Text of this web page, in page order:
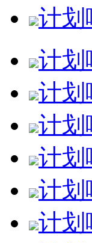
计划
计划
计划
计划
计划
计划
计划